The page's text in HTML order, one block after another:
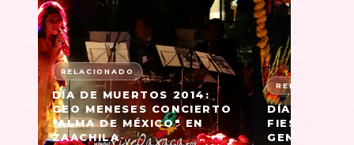
DÍA DE MUERTOS 2014:
GEO MENESES CONCIERTO
"ALMA DE MÉXICO" EN
ZAACHILA
DÍA DE
FIESTAS EN
GENERAL,